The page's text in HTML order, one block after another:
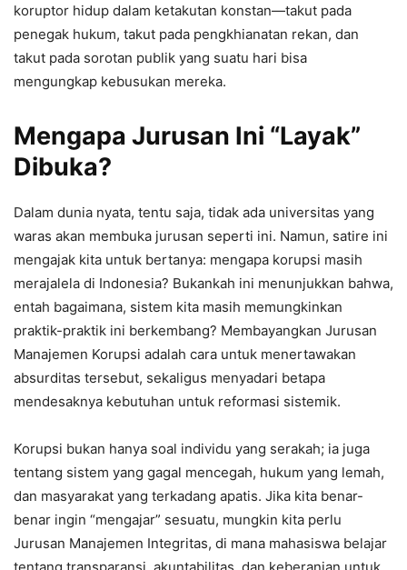
koruptor hidup dalam ketakutan konstan—takut pada
penegak hukum, takut pada pengkhianatan rekan, dan
takut pada sorotan publik yang suatu hari bisa
mengungkap kebusukan mereka.
Mengapa Jurusan Ini “Layak”
Dibuka?
Dalam dunia nyata, tentu saja, tidak ada universitas yang
waras akan membuka jurusan seperti ini. Namun, satire ini
mengajak kita untuk bertanya: mengapa korupsi masih
merajalela di Indonesia? Bukankah ini menunjukkan bahwa,
entah bagaimana, sistem kita masih memungkinkan
praktik-praktik ini berkembang? Membayangkan Jurusan
Manajemen Korupsi adalah cara untuk menertawakan
absurditas tersebut, sekaligus menyadari betapa
mendesaknya kebutuhan untuk reformasi sistemik.
Korupsi bukan hanya soal individu yang serakah; ia juga
tentang sistem yang gagal mencegah, hukum yang lemah,
dan masyarakat yang terkadang apatis. Jika kita benar-
benar ingin “mengajar” sesuatu, mungkin kita perlu
Jurusan Manajemen Integritas, di mana mahasiswa belajar
tentang transparansi, akuntabilitas, dan keberanian untuk